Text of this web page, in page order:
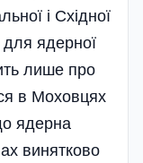
і Східної
ядерної
лише про
в Моховцях
ядерна
винятково